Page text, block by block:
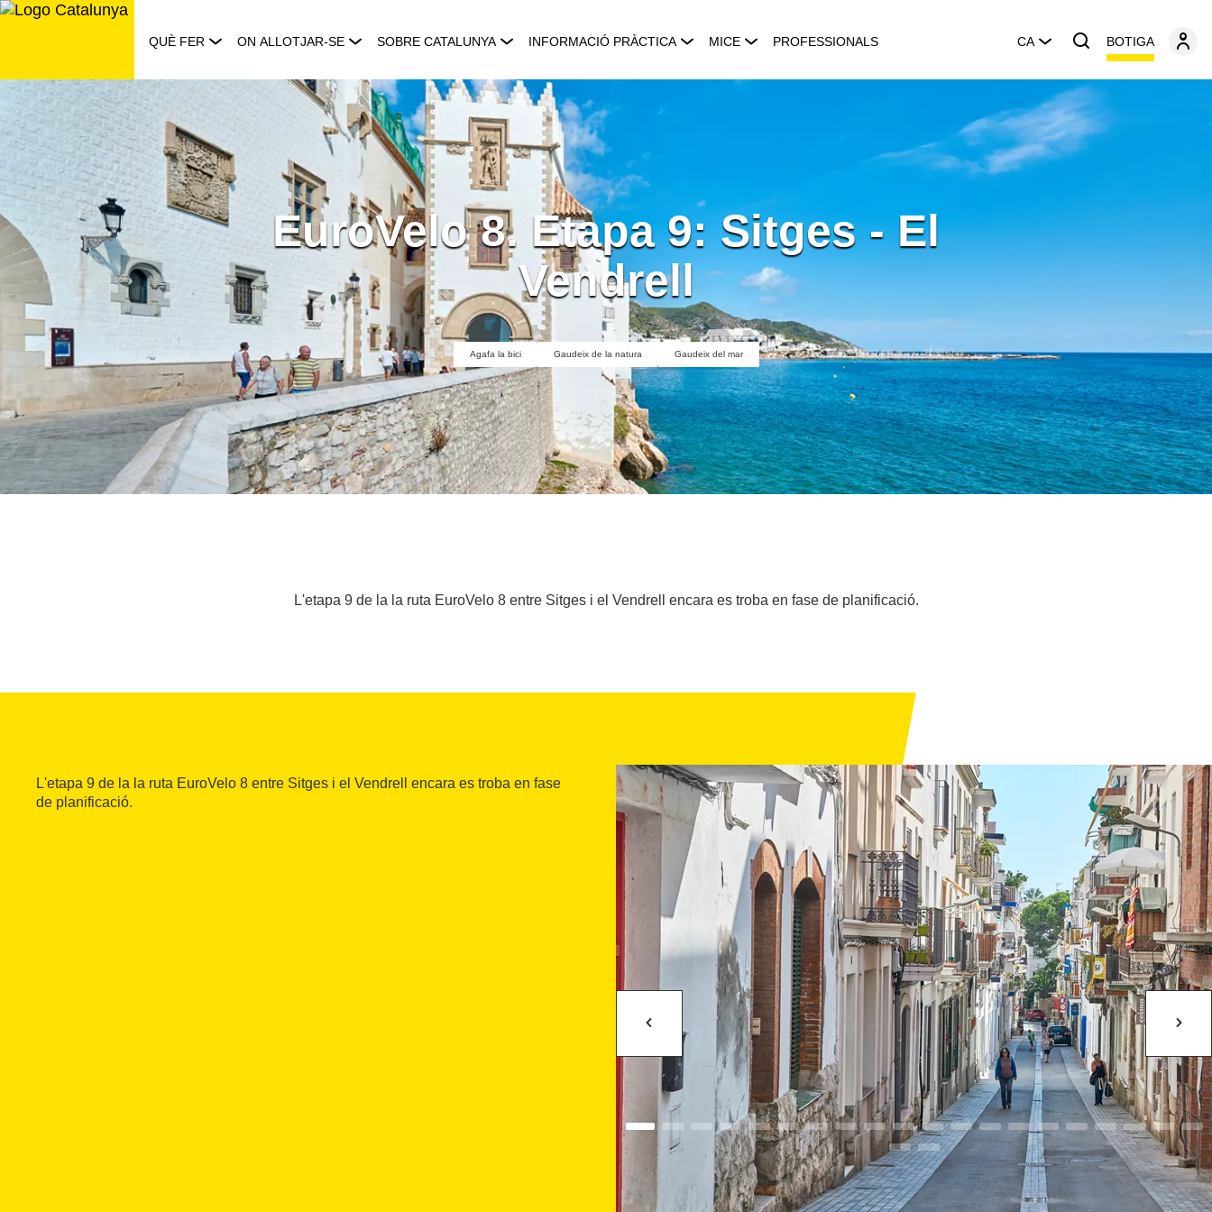
Saltar
QUÈ FER ON ALLOTJAR-SE SOBRE CATALUNYA INFORMACIÓ PRÀCTICA MICE PROFESSIONALS CA BOTIGA
EuroVelo 8. Etapa 9: Sitges - El
Vendrell
Agafa la bici Gaudeix de la natura Gaudeix del mar
L'etapa 9 de la la ruta EuroVelo 8 entre Sitges i el Vendrell encara es troba en fase de planificació.
L'etapa 9 de la la ruta EuroVelo 8 entre Sitges i el Vendrell encara es troba en fase
de planificació.